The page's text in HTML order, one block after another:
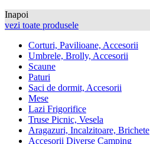
Inapoi
vezi toate produsele
Corturi, Pavilioane, Accesorii
Umbrele, Brolly, Accesorii
Scaune
Paturi
Saci de dormit, Accesorii
Mese
Lazi Frigorifice
Truse Picnic, Vesela
Aragazuri, Incalzitoare, Brichete
Accesorii Diverse Camping